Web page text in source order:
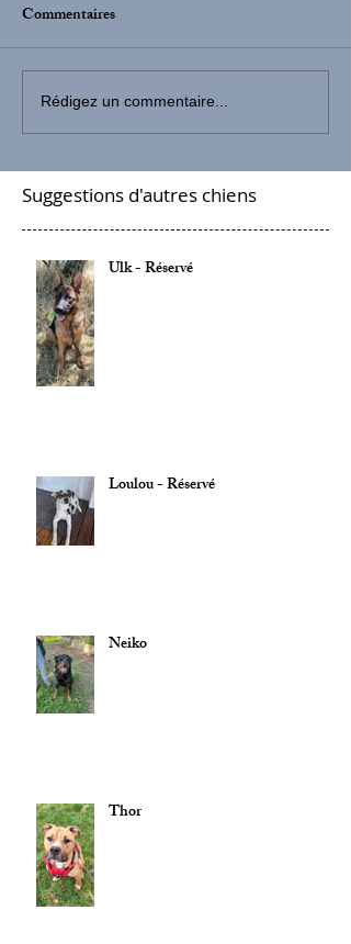
Commentaires
Rédigez un commentaire...
Suggestions d'autres chiens
Ulk - Réservé
Loulou - Réservé
Neiko
Thor